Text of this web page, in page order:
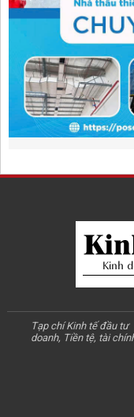
Tạp chí Kinh tế đầu tư
doanh, Tiền tệ, tài